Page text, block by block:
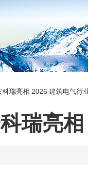
科瑞亮相 2026 建筑电气行
瑞亮